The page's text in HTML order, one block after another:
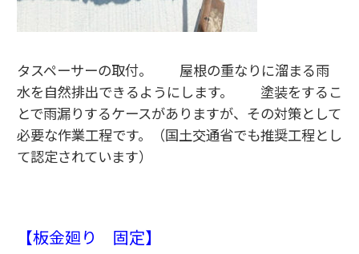
タスペーサーの取付。 屋根の重なりに溜まる雨
水を自然排出できるようにします。 塗装をするこ
とで雨漏りするケースがありますが、その対策として
必要な作業工程です。（国土交通省でも推奨工程とし
て認定されています）
【板金廻り 固定】